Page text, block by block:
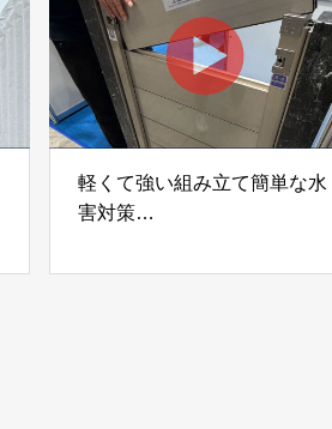
軽くて強い組み立て簡単な水
害対策
ー」